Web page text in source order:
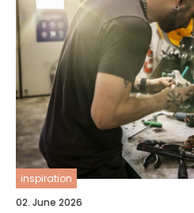
inspiration
02. June 2026